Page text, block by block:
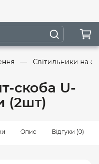
Світильники на
скоба U-
(2шт)
Опис Відгуки (0)